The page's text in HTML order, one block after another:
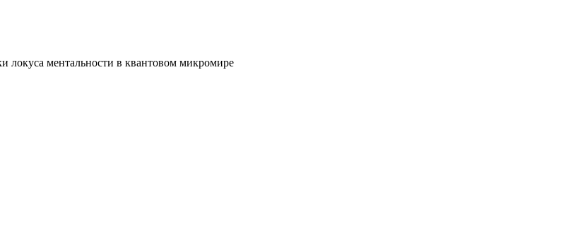
локуса ментальности в квантовом микромире